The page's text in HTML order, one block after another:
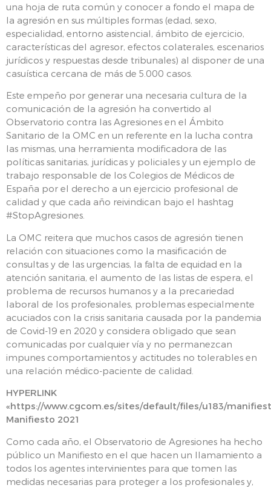
una hoja de ruta común y conocer a fondo el mapa de
la agresión en sus múltiples formas (edad, sexo,
especialidad, entorno asistencial, ámbito de ejercicio,
características del agresor, efectos colaterales, escenarios
jurídicos y respuestas desde tribunales) al disponer de una
casuística cercana de más de 5.000 casos.
Este empeño por generar una necesaria cultura de la
comunicación de la agresión ha convertido al
Observatorio contra las Agresiones en el Ámbito
Sanitario de la OMC en un referente en la lucha contra
las mismas, una herramienta modificadora de las
políticas sanitarias, jurídicas y policiales y un ejemplo de
trabajo responsable de los Colegios de Médicos de
España por el derecho a un ejercicio profesional de
calidad y que cada año reivindican bajo el hashtag
#StopAgresiones.
La OMC reitera que muchos casos de agresión tienen
relación con situaciones como la masificación de
consultas y de las urgencias, la falta de equidad en la
atención sanitaria, el aumento de las listas de espera, el
problema de recursos humanos y a la precariedad
laboral de los profesionales, problemas especialmente
acuciados con la crisis sanitaria causada por la pandemia
de Covid-19 en 2020 y considera obligado que sean
comunicadas por cualquier vía y no permanezcan
impunes comportamientos y actitudes no tolerables en
una relación médico-paciente de calidad.
HYPERLINK
«https://www.cgcom.es/sites/default/files/u183/
Manifiesto 2021
Como cada año, el Observatorio de Agresiones ha hecho
público un Manifiesto en el que hacen un llamamiento a
todos los agentes intervinientes para que tomen las
medidas necesarias para proteger a los profesionales y,